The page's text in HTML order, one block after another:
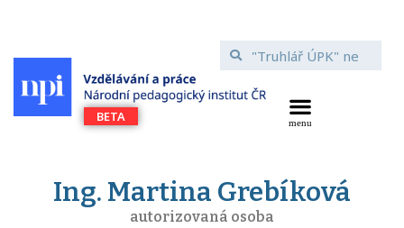
Ing. Martina Grebíková
autorizovaná osoba